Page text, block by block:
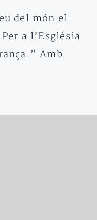
del món el
a l’Església
Amb